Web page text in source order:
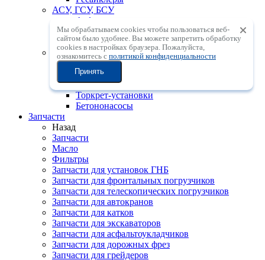
АСУ, ГСУ, БСУ
Асфальтосмесительные установки
Грунтосмесительные установки
Бетоносмесительные установки
Бетонное оборудование
Бетонораспределительные стрелы
Автобетононасосы
Автобетоносмесители
Торкрет-установки
Бетононасосы
Запчасти
Назад
Запчасти
Масло
Фильтры
Запчасти для установок ГНБ
Запчасти для фронтальных погрузчиков
Запчасти для телескопических погрузчиков
Запчасти для автокранов
Запчасти для катков
Запчасти для экскаваторов
Запчасти для асфальтоукладчиков
Запчасти для дорожных фрез
Запчасти для грейдеров
Мы обрабатываем cookies чтобы пользоваться веб-
сайтом было удобнее. Вы можете запретить обработку
сookies в настройках браузера. Пожалуйста,
ознакомитесь с политикой конфиденциальности
Принять